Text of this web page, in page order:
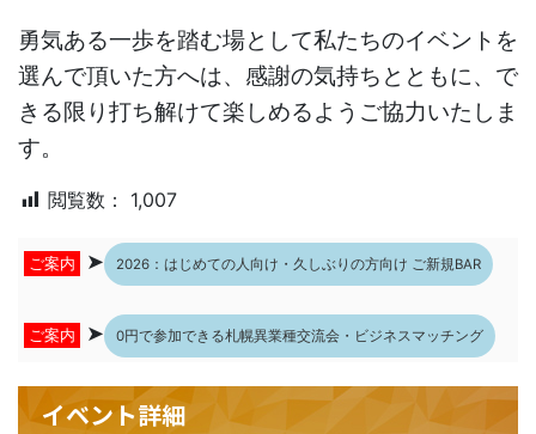
勇気ある一歩を踏む場として私たちのイベントを
選んで頂いた方へは、感謝の気持ちとともに、で
きる限り打ち解けて楽しめるようご協力いたしま
す。
閲覧数： 1,007
ご案内 ➤ 2026：はじめての人向け・久しぶりの方向け ご新規BAR
ご案内 ➤ 0円で参加できる札幌異業種交流会・ビジネスマッチング
イベント詳細